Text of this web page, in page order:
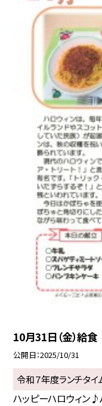
10月31日（金）給食
公開日 2025/10/31
令和７年度ランチタイ
ハッピーハロウィン